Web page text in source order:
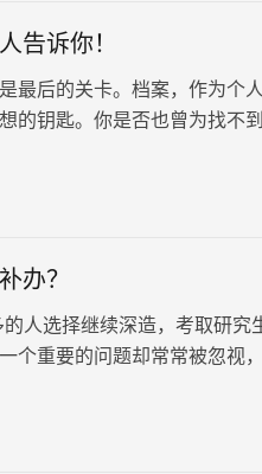
告诉你！
最后的关卡。档案，作为个
的钥匙。你是否也曾为找不
办？
人选择继续深造，考取研究
个重要的问题却常常被忽视